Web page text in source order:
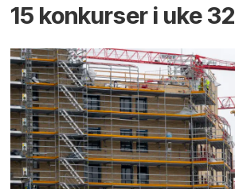
15 konkurser i uke 32